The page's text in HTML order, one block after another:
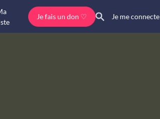
Je fais un don ♡ Je me connecte